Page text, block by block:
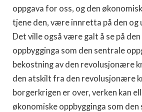
oppgava for oss, og den
tjene den, være innretta på den og
Det ville også være galt å se på
oppbygginga som den sentrale
bekostning av den revolusjonære
den atskilt fra den revolusjonære
borgerkrigen er over, verken kan
økonomiske oppbygginga som